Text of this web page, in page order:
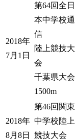
2018年
7月1日
第64回全日
本中学校通
信
陸上競技大
会
千葉県大会
1500m
2018年
8月8日
第46回関東
中学校陸上
競技大会